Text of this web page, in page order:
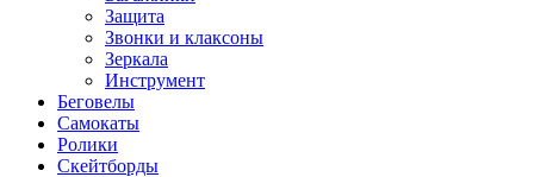
Защита
Звонки и клаксоны
Зеркала
Инструмент
Беговелы
Самокаты
Ролики
Скейтборды